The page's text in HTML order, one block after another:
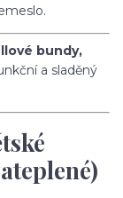
bundy,
a sladěný